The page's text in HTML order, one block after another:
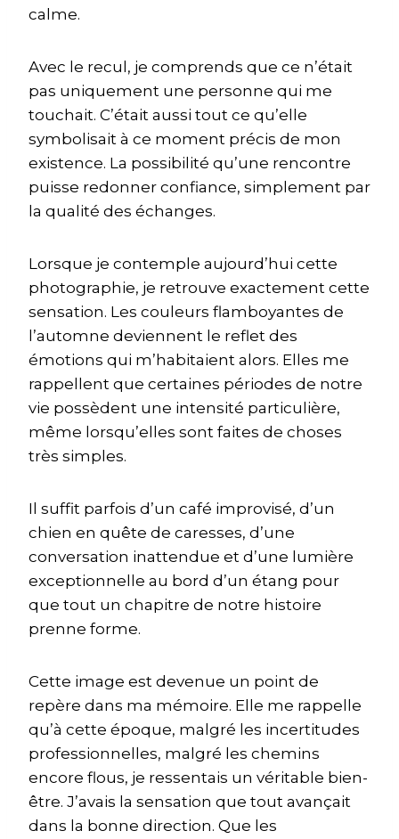
calme.
Avec le recul, je comprends que ce n’était
pas uniquement une personne qui me
touchait. C’était aussi tout ce qu’elle
symbolisait à ce moment précis de mon
existence. La possibilité qu’une rencontre
puisse redonner confiance, simplement par
la qualité des échanges.
Lorsque je contemple aujourd’hui cette
photographie, je retrouve exactement cette
sensation. Les couleurs flamboyantes de
l’automne deviennent le reflet des
émotions qui m’habitaient alors. Elles me
rappellent que certaines périodes de notre
vie possèdent une intensité particulière,
même lorsqu’elles sont faites de choses
très simples.
Il suffit parfois d’un café improvisé, d’un
chien en quête de caresses, d’une
conversation inattendue et d’une lumière
exceptionnelle au bord d’un étang pour
que tout un chapitre de notre histoire
prenne forme.
Cette image est devenue un point de
repère dans ma mémoire. Elle me rappelle
qu’à cette époque, malgré les incertitudes
professionnelles, malgré les chemins
encore flous, je ressentais un véritable bien-
être. J’avais la sensation que tout avançait
dans la bonne direction. Que les